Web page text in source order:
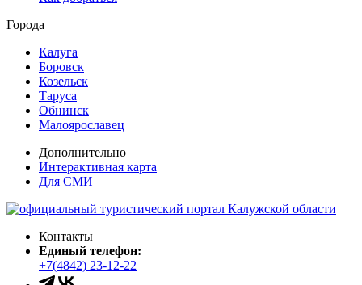
Города
Калуга
Боровск
Козельск
Таруса
Обнинск
Малоярославец
Дополнительно
Интерактивная карта
Для СМИ
Контакты
Единый телефон:
+7(4842) 23-12-22